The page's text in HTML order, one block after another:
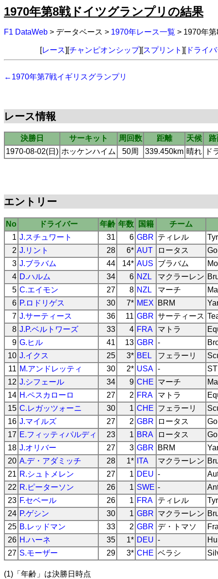
1970年第8戦ドイツグランプリの結果
F1 DataWeb > データベース > 1970年レース一覧 > 1970年
[レース][チャンピオンシップ][スプリント ][ドライ
←1970年第7戦イギリスグランプリ
レース情報
決勝日 サーキット 周回数 距離 天候
1970-08-02(日) ホッケンハイム 50周 339.450km 晴れ ド
エントリー
No ドライバー 年齢 年数 国籍
チーム
1 J.スチュワート 31 6 GBR ティレル
2 J.リント 28 6* AUT ロータス
3 J.ブラバム 44 14* AUS ブラバム
4 D.ハルム 34 6 NZL マクラーレン
5 C.エイモン 27 8 NZL マーチ
6 P.ロドリゲス 30 7* MEX BRM
7 J.サーティース 36 11 GBR サーティース
8 J.P.ベルトワーズ 33 4 FRA マトラ
9 G.ヒル 41 13 GBR -
10 J.イクス 25 3* BEL フェラーリ
11 M.アンドレッティ 30 2* USA -
12 J.シフェール 34 9 CHE マーチ
14 H.ペスカローロ 27 2 FRA マトラ
15 C.レガッツォーニ 30 1 CHE フェラーリ
16 J.マイルズ 27 2 GBR ロータス
17 E.フィッティパルディ 23 1 BRA ロータス
18 J.オリバー 27 3 GBR BRM
20 A.デ・アダミッチ 28 1* ITA マクラーレン
21 R.シュトメレン 27 1 DEU -
22 R.ピーターソン 26 1 SWE -
23 F.セベール 26 1 FRA ティレル
24 P.ゲシン 30 1 GBR マクラーレン
25 B.レッドマン 33 2 GBR デ・トマソ
26 H.ハーネ 35 1* DEU -
27 S.モーザー 29 3* CHE ベラシ
(1)「年齢」は決勝日時点